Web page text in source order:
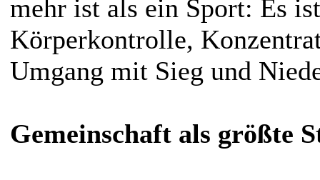
mehr ist als ein Sport: Es
Körperkontrolle,
Umgang mit Sieg und
Gemeinschaft als größte